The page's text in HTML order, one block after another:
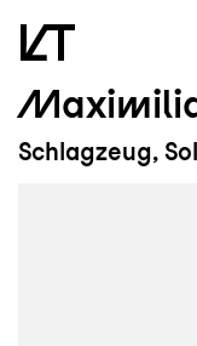
Zum
Zum Footer
Schlagzeug,